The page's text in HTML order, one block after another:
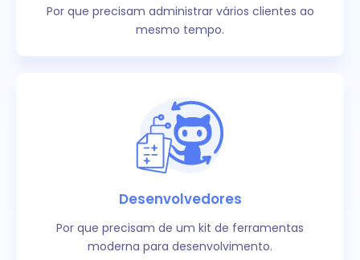
Por que precisam administrar vários clientes ao
mesmo tempo.
Desenvolvedores
Por que precisam de um kit de ferramentas
moderna para desenvolvimento.